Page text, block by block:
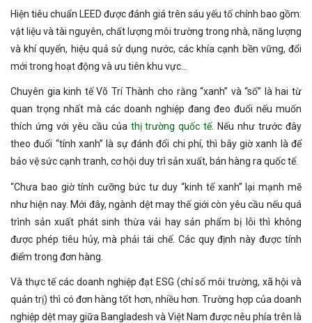
Hiện tiêu chuẩn LEED được đánh giá trên sáu yếu tố chính bao gồm:
vật liệu và tài nguyên, chất lượng môi trường trong nhà, năng lượng
và khí quyển, hiệu quả sử dụng nước, các khía cạnh bền vững, đổi
mới trong hoạt động và ưu tiên khu vực…
Chuyên gia kinh tế Võ Trí Thành cho rằng “xanh” và “số” là hai từ
quan trọng nhất mà các doanh nghiệp đang đeo đuổi nếu muốn
thích ứng với yêu cầu của thị trường quốc tế. Nếu như trước đây
theo đuổi “tính xanh” là sự đánh đổi chi phí, thì bây giờ xanh là để
bảo vệ sức cạnh tranh, cơ hội duy trì sản xuất, bán hàng ra quốc tế.
“Chưa bao giờ tính cưỡng bức tư duy “kinh tế xanh” lại mạnh mẽ
như hiện nay. Mới đây, ngành dệt may thế giới còn yêu cầu nếu quá
trình sản xuất phát sinh thừa vải hay sản phẩm bị lỗi thì không
được phép tiêu hủy, mà phải tái chế. Các quy định này được tính
điểm trong đơn hàng.
Và thực tế các doanh nghiệp đạt ESG (chỉ số môi trường, xã hội và
quản trị) thì có đơn hàng tốt hơn, nhiều hơn. Trường hợp của doanh
nghiệp dệt may giữa Bangladesh và Việt Nam được nêu phía trên là